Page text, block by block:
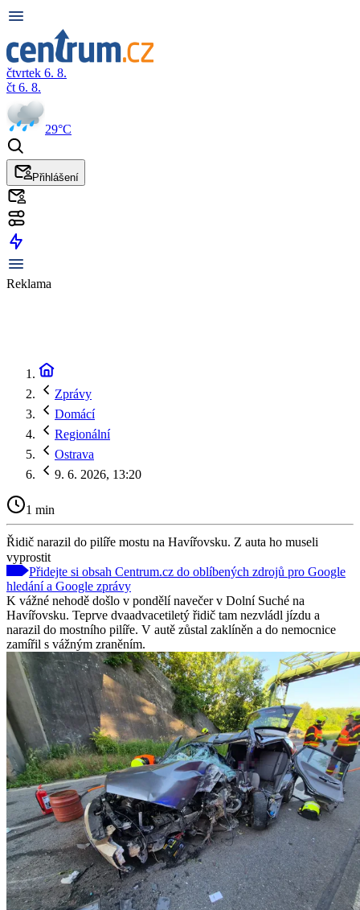
čtvrtek 6. 8.
čt 6. 8.
29°C
Přihlášení
Reklama
Zprávy
Domácí
Regionální
Ostrava
9. 6. 2026, 13:20
1 min
Řidič narazil do pilíře mostu na Havířovsku. Z auta ho museli
vyprostit
Přidejte si obsah Centrum.cz do oblíbených zdrojů pro Google
hledání a Google zprávy
K vážné nehodě došlo v pondělí navečer v Dolní Suché na
Havířovsku. Teprve dvaadvacetiletý řidič tam nezvládl jízdu a
narazil do mostního pilíře. V autě zůstal zaklíněn a do nemocnice
zamířil s vážným zraněním.